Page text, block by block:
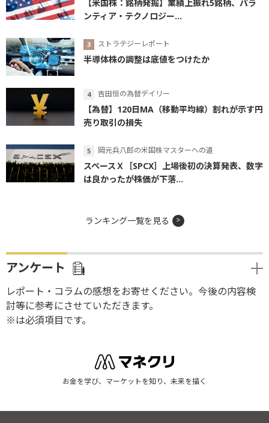
【米国株：銘柄発掘】業績上振れ5銘柄、パラ
ンティア・テクノロジー...
ストラテジーレポート
半導体株の調整は底値をつけたか
吉田恒の為替デイリー
【為替】120日MA（移動平均線）割れが示す円
売り取引の損失
岡元兵八郎の米国株マスターへの道
スペースＸ［SPCX］上場後初の決算発表、数字
は良かったが株価が下落...
ランキング一覧を見る
アンケート
レポート・コラムの感想をお寄せください。今後の内容検
討等に参考にさせていただきます。
※は必須項目です。
お金を学び、マーケットを知り、未来を描く